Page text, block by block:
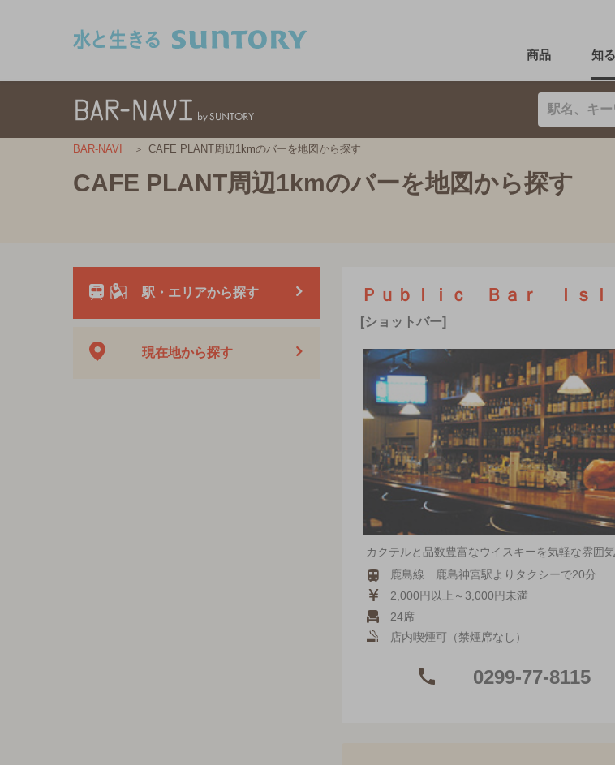
商品 知
BAR-NAVI CAFE PLANT周辺1kmのバーを地図から探す
CAFE PLANT周辺1kmのバーを地図から探す
駅・エリアから探す
現在地から探す
Ｐｕｂｌｉｃ Ｂａｒ Ｉｓ
[ショットバー]
カクテルと品数豊富なウイスキーを気軽な雰囲
鹿島線 鹿島神宮駅よりタクシーで20分
2,000円以上～3,000円未満
24席
店内喫煙可（禁煙席なし）
0299-77-8115